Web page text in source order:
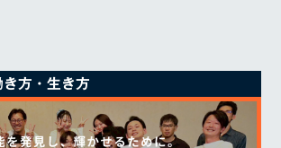
き方・生き方